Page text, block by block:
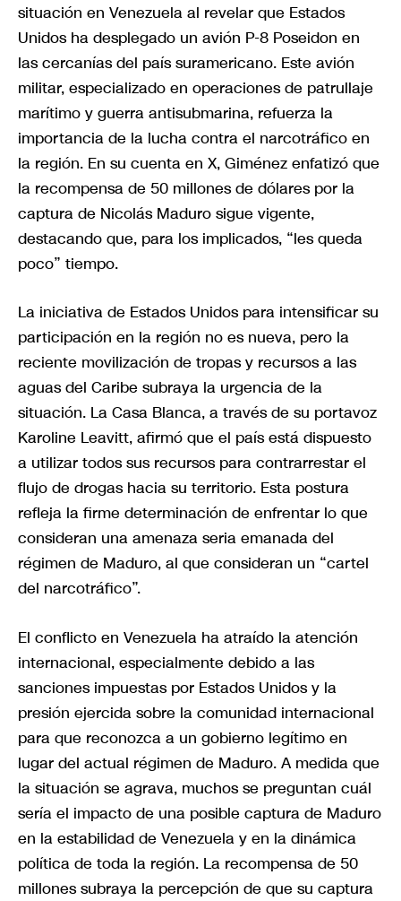
situación en Venezuela al revelar que Estados
Unidos ha desplegado un avión P-8 Poseidon en
las cercanías del país suramericano. Este avión
militar, especializado en operaciones de patrullaje
marítimo y guerra antisubmarina, refuerza la
importancia de la lucha contra el narcotráfico en
la región. En su cuenta en X, Giménez enfatizó que
la recompensa de 50 millones de dólares por la
captura de Nicolás Maduro sigue vigente,
destacando que, para los implicados, “les queda
poco” tiempo.
La iniciativa de Estados Unidos para intensificar su
participación en la región no es nueva, pero la
reciente movilización de tropas y recursos a las
aguas del Caribe subraya la urgencia de la
situación. La Casa Blanca, a través de su portavoz
Karoline Leavitt, afirmó que el país está dispuesto
a utilizar todos sus recursos para contrarrestar el
flujo de drogas hacia su territorio. Esta postura
refleja la firme determinación de enfrentar lo que
consideran una amenaza seria emanada del
régimen de Maduro, al que consideran un “cartel
del narcotráfico”.
El conflicto en Venezuela ha atraído la atención
internacional, especialmente debido a las
sanciones impuestas por Estados Unidos y la
presión ejercida sobre la comunidad internacional
para que reconozca a un gobierno legítimo en
lugar del actual régimen de Maduro. A medida que
la situación se agrava, muchos se preguntan cuál
sería el impacto de una posible captura de Maduro
en la estabilidad de Venezuela y en la dinámica
política de toda la región. La recompensa de 50
millones subraya la percepción de que su captura